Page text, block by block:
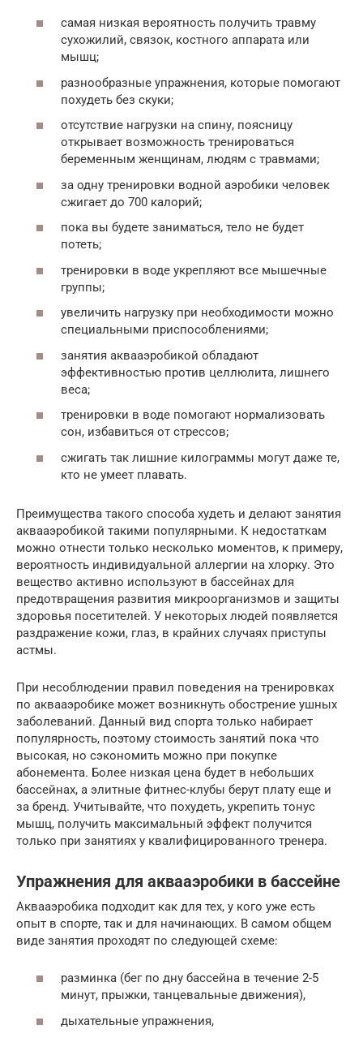
самая низкая вероятность получить травму
сухожилий, связок, костного аппарата или
мышц;
разнообразные упражнения, которые помогают
похудеть без скуки;
отсутствие нагрузки на спину, поясницу
открывает возможность тренироваться
беременным женщинам, людям с травмами;
за одну тренировки водной аэробики человек
сжигает до 700 калорий;
пока вы будете заниматься, тело не будет
потеть;
тренировки в воде укрепляют все мышечные
группы;
увеличить нагрузку при необходимости можно
специальными приспособлениями;
занятия аквааэробикой обладают
эффективностью против целлюлита, лишнего
веса;
тренировки в воде помогают нормализовать
сон, избавиться от стрессов;
сжигать так лишние килограммы могут даже те,
кто не умеет плавать.
Преимущества такого способа худеть и делают занятия
аквааэробикой такими популярными. К недостаткам
можно отнести только несколько моментов, к примеру,
вероятность индивидуальной аллергии на хлорку. Это
вещество активно используют в бассейнах для
предотвращения развития микроорганизмов и защиты
здоровья посетителей. У некоторых людей появляется
раздражение кожи, глаз, в крайних случаях приступы
астмы.
При несоблюдении правил поведения на тренировках
по аквааэробике может возникнуть обострение ушных
заболеваний. Данный вид спорта только набирает
популярность, поэтому стоимость занятий пока что
высокая, но сэкономить можно при покупке
абонемента. Более низкая цена будет в небольших
бассейнах, а элитные фитнес-клубы берут плату еще и
за бренд. Учитывайте, что похудеть, укрепить тонус
мышц, получить максимальный эффект получится
только при занятиях у квалифицированного тренера.
Упражнения для аквааэробики в бассейне
Аквааэробика подходит как для тех, у кого уже есть
опыт в спорте, так и для начинающих. В самом общем
виде занятия проходят по следующей схеме:
разминка (бег по дну бассейна в течение 2-5
минут, прыжки, танцевальные движения),
дыхательные упражнения,